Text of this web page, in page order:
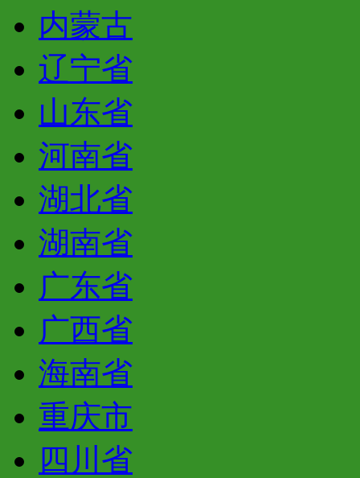
内蒙古
辽宁省
山东省
河南省
湖北省
湖南省
广东省
广西省
海南省
重庆市
四川省